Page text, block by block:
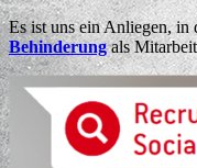
Es ist uns ein Anliegen, in
Behinderungals